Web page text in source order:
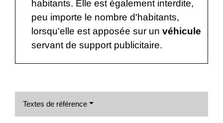
habitants. Elle est également interdite,
peu importe le nombre d'habitants,
lorsqu'elle est apposée sur un véhicule
servant de support publicitaire.
Textes de référence